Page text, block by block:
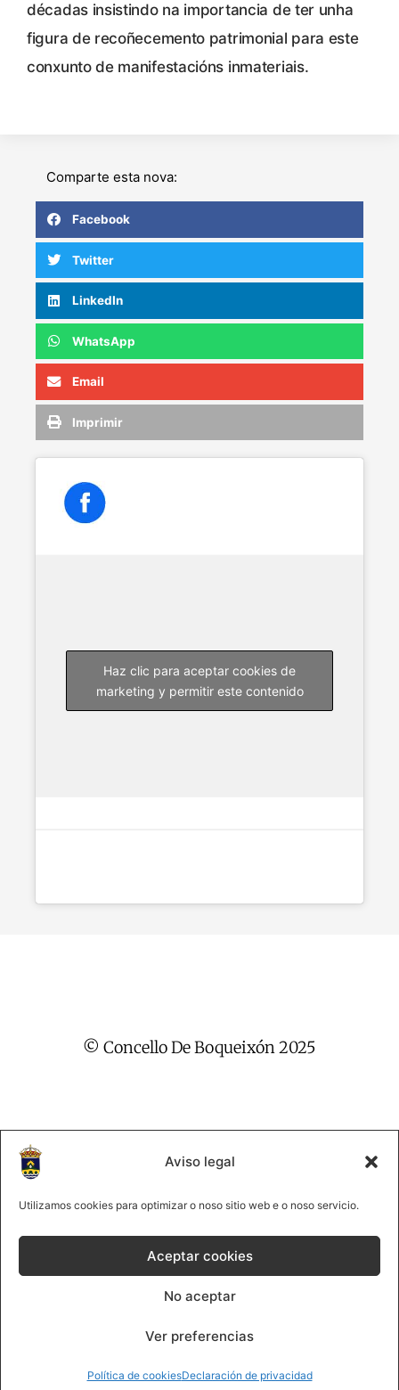
Aviso legal
Utilizamos cookies para optimizar o noso sitio web e o noso servicio.
Aceptar cookies
No aceptar
Ver preferencias
Política de cookiesDeclaración de privacidad
décadas insistindo na importancia de ter unha
figura de recoñecemento patrimonial para este
conxunto de manifestacións inmateriais.
Comparte esta nova:
Facebook
Twitter
LinkedIn
WhatsApp
Email
Imprimir
Haz clic para aceptar cookies de
marketing y permitir este contenido
© Concello De Boqueixón 2025
@lmco 2025
Política de cookies
Política de privacidade
a